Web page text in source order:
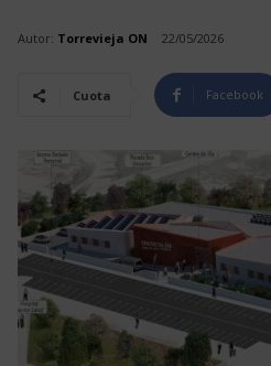
Autor: Torrevieja ON 22/05/2026
Cuota Facebook